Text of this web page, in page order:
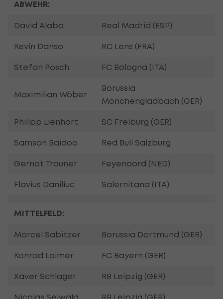
ABWEHR:
David Alaba Real Madrid (ESP)
Kevin Danso RC Lens (FRA)
Stefan Posch FC Bologna (ITA)
Maximilian Wöber
Borussia
Mönchengladbach (GER)
Philipp Lienhart SC Freiburg (GER)
Samson Baidoo Red Bull Salzburg
Gernot Trauner Feyenoord (NED)
Flavius Daniliuc Salernitana (ITA)
MITTELFELD:
Marcel Sabitzer Borussia Dortmund (GER)
Konrad Laimer FC Bayern (GER)
Xaver Schlager RB Leipzig (GER)
Nicolas Seiwald RB Leipzig (GER)